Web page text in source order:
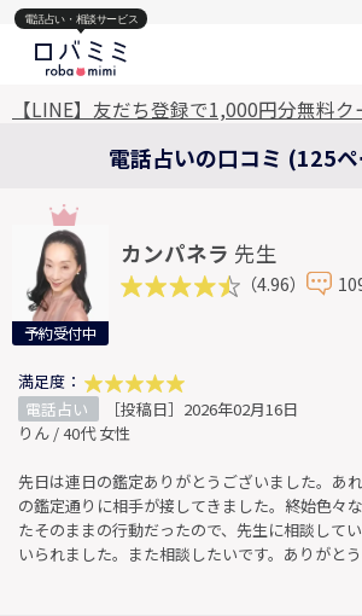
電話占い・相談サービス
【LINE】友だち登録で1,000円分無料
電話占いの口コミ (125
予約受付中
カンパネラ 先生
（4.96）
満足度：
電話占い
［投稿日］2026年02月16日
りん / 40代 女性
先日は連日の鑑定ありがとうございました。あ
の鑑定通りに相手が接してきました。終始色々
たそのままの行動だったので、先生に相談して
いられました。また相談したいです。ありがと